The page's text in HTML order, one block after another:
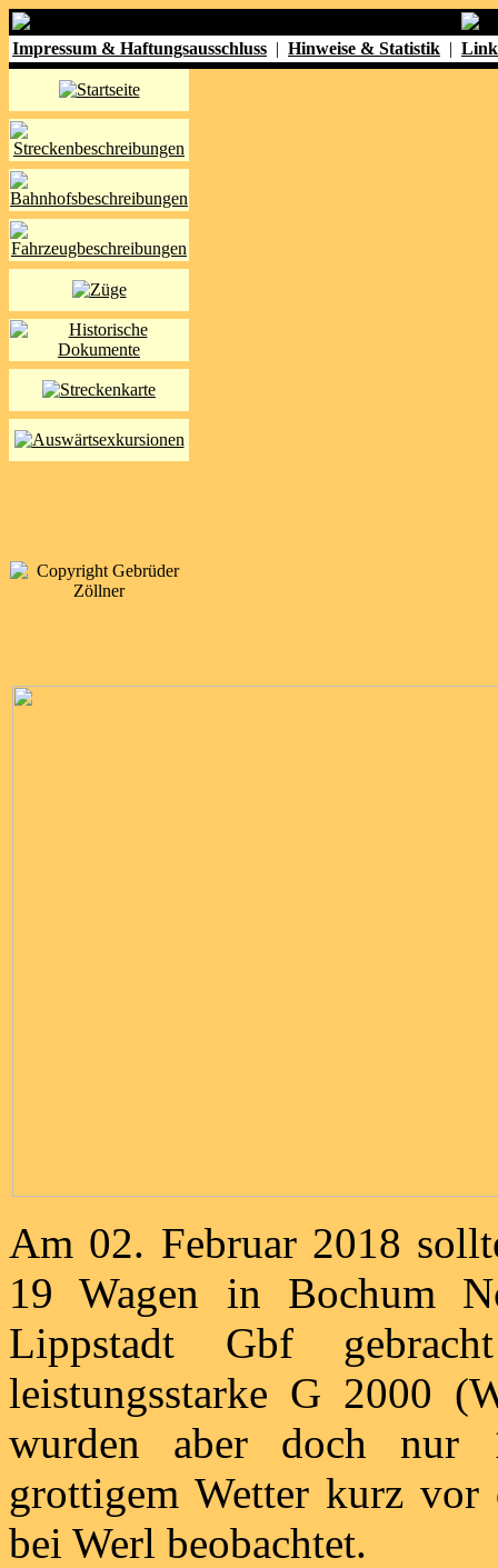
Impressum & Haftungsausschluss | Hinweise & Statistik |
Am 02. Februar 2018
19 Wagen in Bochum
Lippstadt Gbf
leistungsstarke G 2000
wurden aber doch nur
grottigem Wetter kurz vor
bei Werl beobachtet.